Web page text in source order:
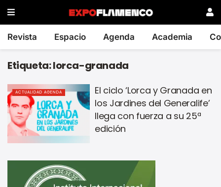
Revista Espacio Agenda Academia
Etiqueta:lorca-granada
ACTUALIDAD AGENDA
El ciclo ‘Lorca y Granada en
los Jardines del Generalife’
llega con fuerza a su 25ª
edición